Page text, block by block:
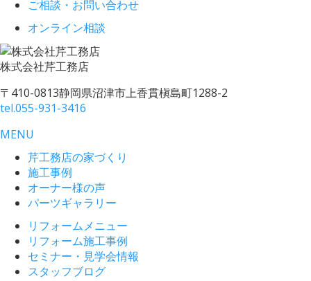
ご相談・お問い合わせ
オンライン相談
株式会社芹工務店
〒410-0813静岡県沼津市上香貫槇島町1288-2
tel.055-931-3416
MENU
芹工務店の家づくり
施工事例
オーナー様の声
パーツギャラリー
リフォームメニュー
リフォーム施工事例
セミナー・見学会情報
スタッフブログ